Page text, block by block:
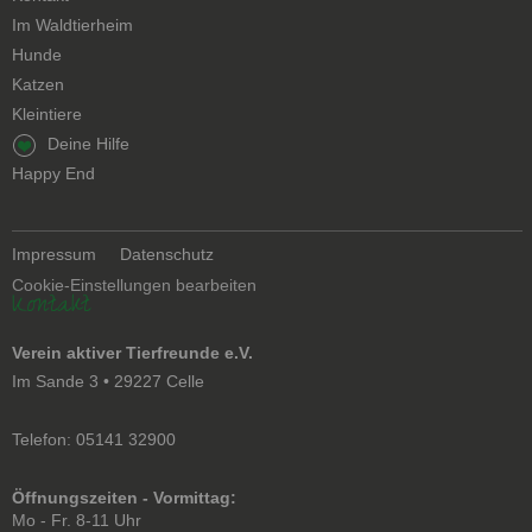
Navigation
überspringen
Im Waldtierheim
Hunde
Katzen
Kleintiere
Navigation
überspringen
Deine Hilfe
Happy End
Navigation
überspringen
Impressum
Datenschutz
Cookie-Einstellungen bearbeiten
Kontakt
Verein aktiver Tierfreunde e.V.
Im Sande 3 • 29227 Celle
Telefon: 05141 32900
Öffnungszeiten - Vormittag:
Mo - Fr. 8-11 Uhr